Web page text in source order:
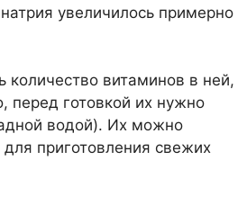
увеличилось примерно
количество витаминов в ней,
перед готовкой их нужно
водой). Их можно
для приготовления свежих